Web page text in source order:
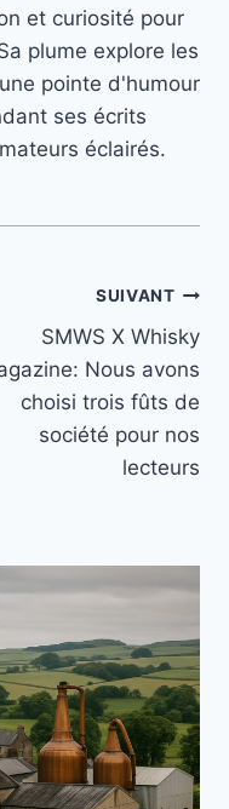
et curiosité pour
plume explore les
pointe d'humour
ses écrits
éclairés.
SUIVANT
SMWS X Whisky
Nous avons
choisi trois fûts de
société pour nos
lecteurs